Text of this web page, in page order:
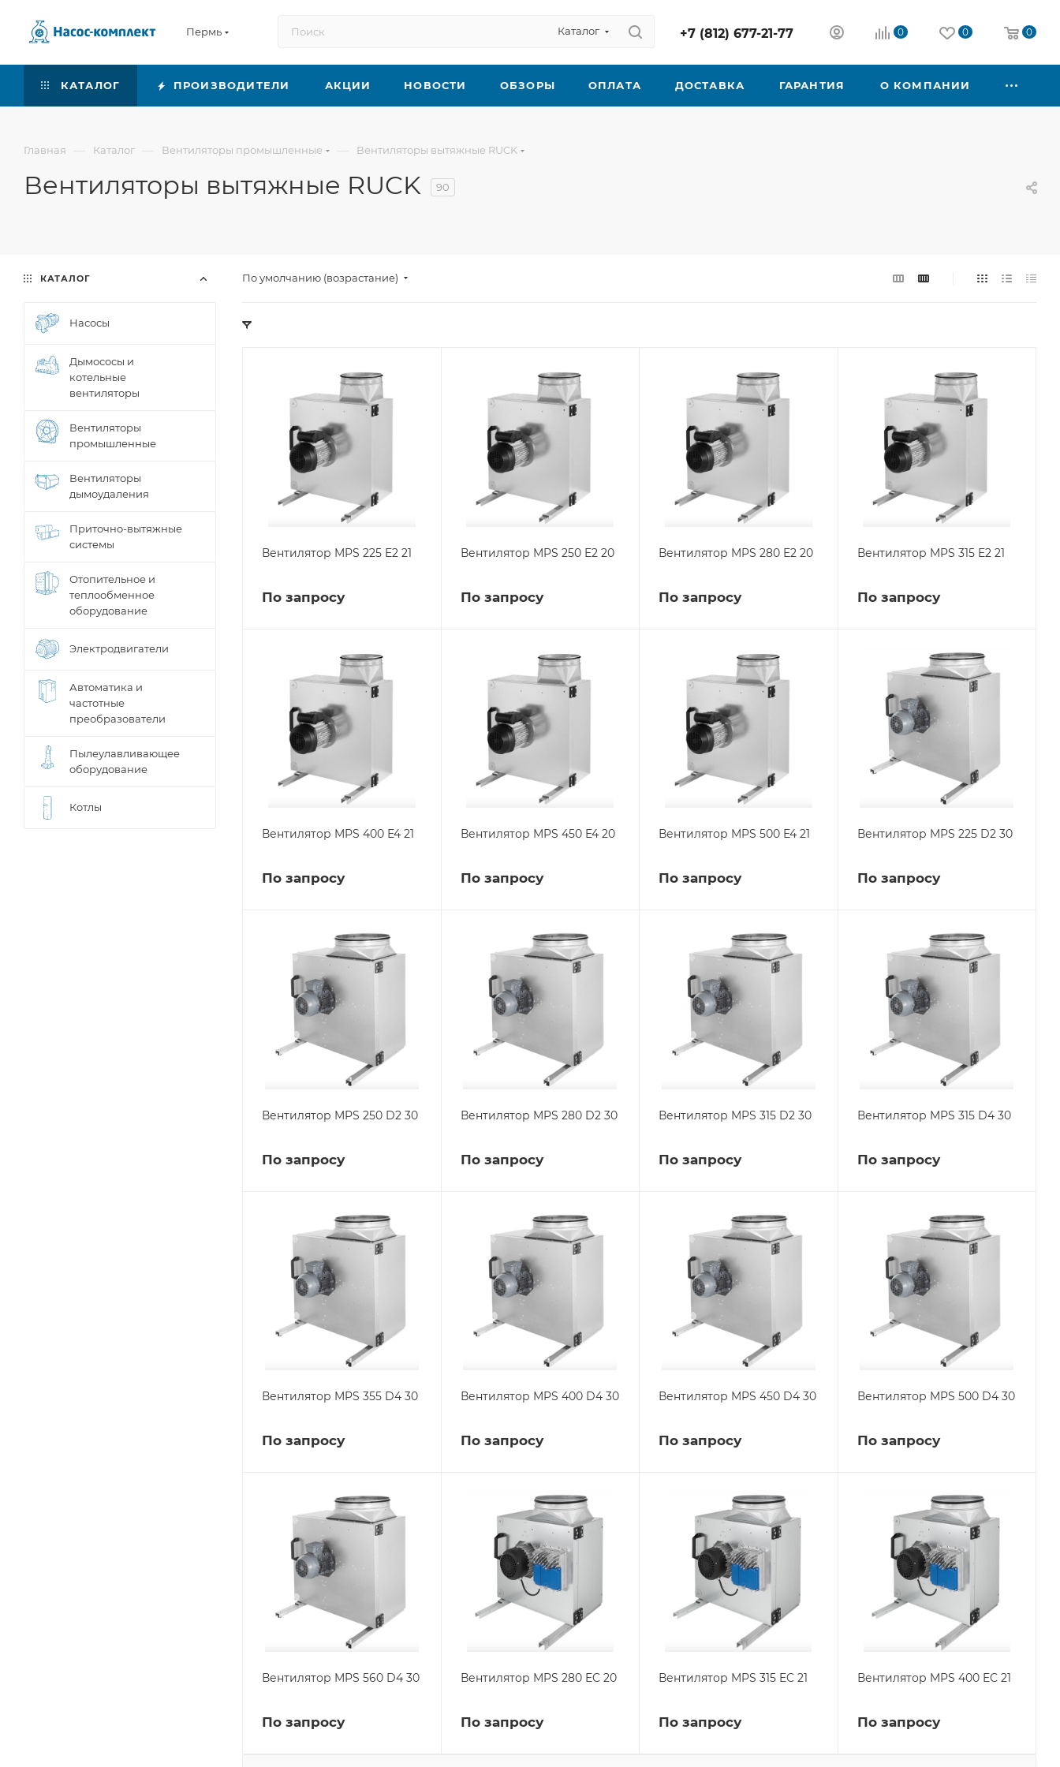
Пермь Каталог +7 (812) 677-21-77 0 0 0
КАТАЛОГ ПРОИЗВОДИТЕЛИ АКЦИИ НОВОСТИ ОБЗОРЫ ОПЛАТА ДОСТАВКА ГАРАНТИЯ О КОМПАНИИ
Главная — Каталог — Вентиляторы промышленные — Вентиляторы вытяжные RUCK
Вентиляторы вытяжные RUCK 90
По умолчанию (возрастание)
Вентилятор MPS 225 E2 21
По запросу
Вентилятор MPS 250 E2 20
По запросу
Вентилятор MPS 280 E2 20
По запросу
Вентилятор MPS 315 E2 21
По запросу
Вентилятор MPS 400 E4 21
По запросу
Вентилятор MPS 450 E4 20
По запросу
Вентилятор MPS 500 E4 21
По запросу
Вентилятор MPS 225 D2 30
По запросу
Вентилятор MPS 250 D2 30
По запросу
Вентилятор MPS 280 D2 30
По запросу
Вентилятор MPS 315 D2 30
По запросу
Вентилятор MPS 315 D4 30
По запросу
Вентилятор MPS 355 D4 30
По запросу
Вентилятор MPS 400 D4 30
По запросу
Вентилятор MPS 450 D4 30
По запросу
Вентилятор MPS 500 D4 30
По запросу
Вентилятор MPS 560 D4 30
По запросу
Вентилятор MPS 280 EC 20
По запросу
Вентилятор MPS 315 EC 21
По запросу
Вентилятор MPS 400 EC 21
По запросу
КАТАЛОГ
Насосы
Дымососы и
котельные
вентиляторы
Вентиляторы
промышленные
Вентиляторы
дымоудаления
Приточно-вытяжные
системы
Отопительное и
теплообменное
оборудование
Электродвигатели
Автоматика и
частотные
преобразователи
Пылеулавливающее
оборудование
Котлы